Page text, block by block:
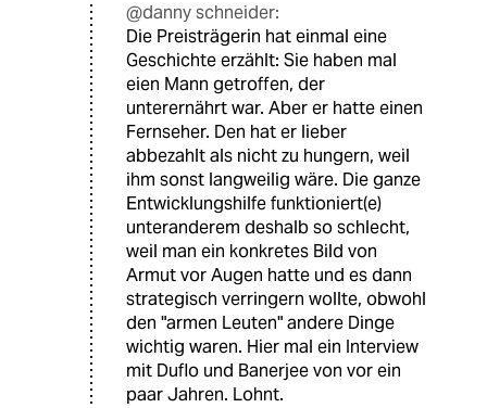
@danny schneider:
Die Preisträgerin hat einmal eine
Geschichte erzählt: Sie haben mal
eien Mann getroffen, der
unterernährt war. Aber er hatte einen
Fernseher. Den hat er lieber
abbezahlt als nicht zu hungern, weil
ihm sonst langweilig wäre. Die ganze
Entwicklungshilfe funktioniert(e)
unteranderem deshalb so schlecht,
weil man ein konkretes Bild von
Armut vor Augen hatte und es dann
strategisch verringern wollte, obwohl
den "armen Leuten" andere Dinge
wichtig waren. Hier mal ein Interview
mit Duflo und Banerjee von vor ein
paar Jahren. Lohnt.